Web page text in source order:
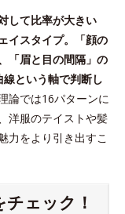
して比率が大きい
イスタイプ。「顔の
「眉と目の間隔」の
という軸で判断し
論では16パターンに
洋服のテイストや髪
力をより引き出すこ
ェック！